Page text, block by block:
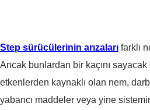
Step sürücülerinin arızaları farklı
Ancak bunlardan bir kaçını
etkenlerden kaynaklı olan nem,
yabancı maddeler veya yine